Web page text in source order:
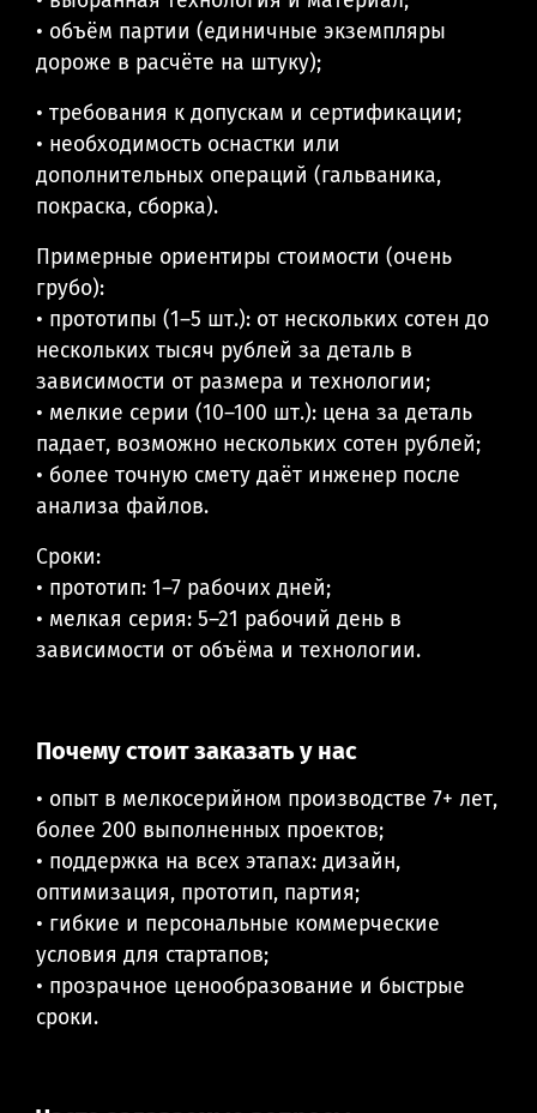
• объём партии (единичные экземпляры
дороже в расчёте на штуку);
• требования к допускам и сертификации;
• необходимость оснастки или
дополнительных операций (гальваника,
покраска, сборка).
Примерные ориентиры стоимости (очень
грубо):
• прототипы (1–5 шт.): от нескольких сотен до
нескольких тысяч рублей за деталь в
зависимости от размера и технологии;
• мелкие серии (10–100 шт.): цена за деталь
падает, возможно нескольких сотен рублей;
• более точную смету даёт инженер после
анализа файлов.
Сроки:
• прототип: 1–7 рабочих дней;
• мелкая серия: 5–21 рабочий день в
зависимости от объёма и технологии.
Почему стоит заказать у нас
• опыт в мелкосерийном производстве 7+ лет,
более 200 выполненных проектов;
• поддержка на всех этапах: дизайн,
оптимизация, прототип, партия;
• гибкие и персональные коммерческие
условия для стартапов;
• прозрачное ценообразование и быстрые
сроки.